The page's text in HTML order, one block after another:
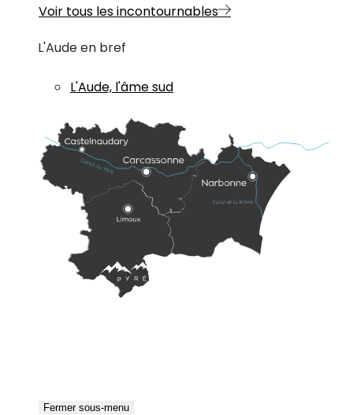
Voir tous les incontournables
L'Aude en bref
L'Aude, l'âme sud
Fermer sous-menu